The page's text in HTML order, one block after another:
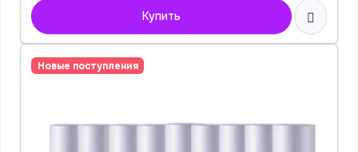
Купить
Новые поступления